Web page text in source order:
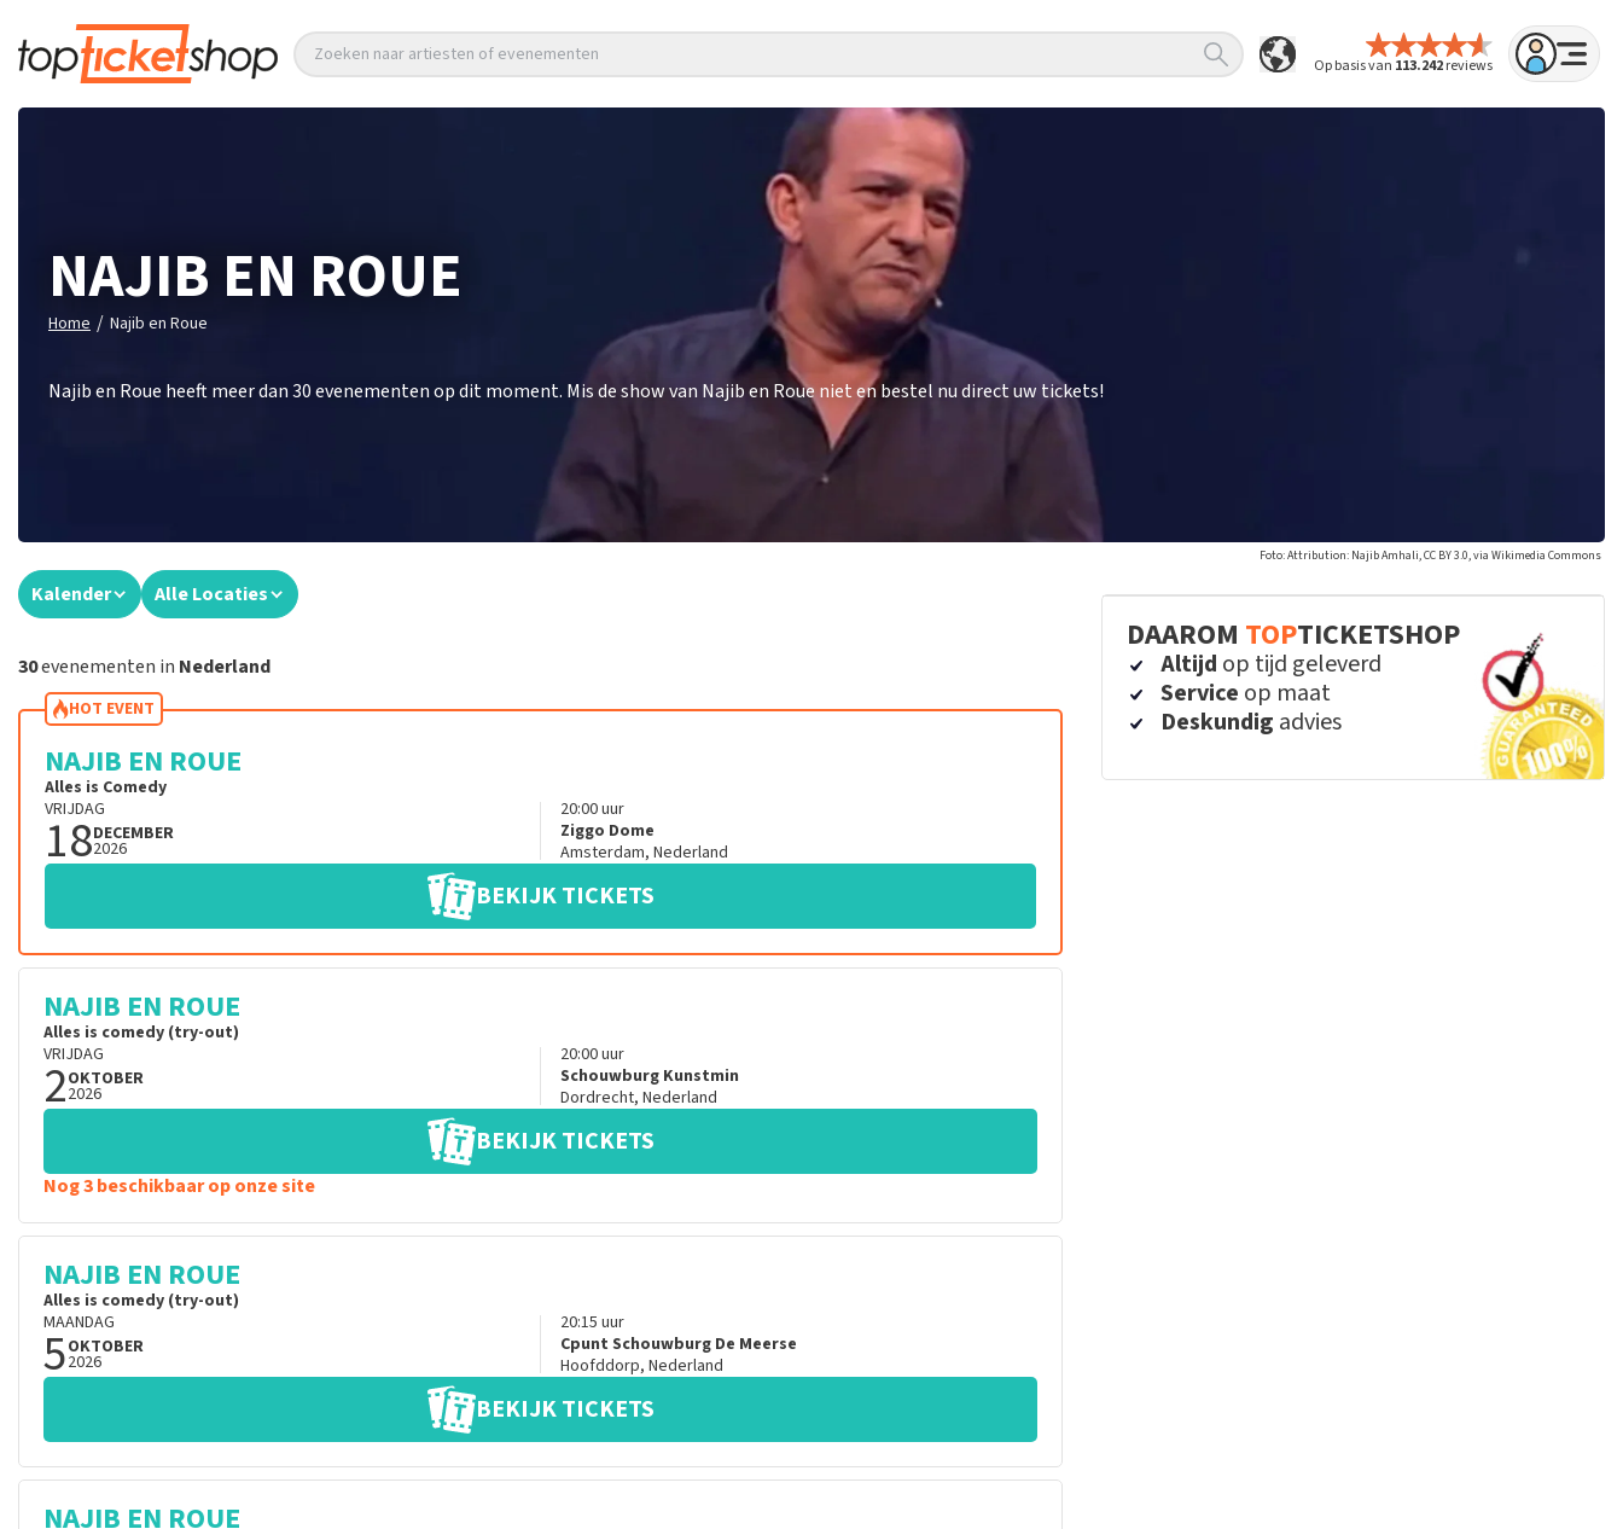
Op basis van 113.242reviews
Zoeken naar artiesten of evenementen
NAJIB EN ROUE
Home / Najib en Roue
Najib en Roue heeft meer dan 30 evenementen op dit moment. Mis de show van Najib en Roue niet en bestel nu direct uw tickets!
Foto: Attribution: Najib Amhali, CC BY 3.0, via Wikimedia Commons
Kalender Alle Locaties
30evenementen in Nederland
HOT EVENT
NAJIB EN ROUE
Alles is Comedy
VRIJDAG
18DECEMBER
2026
20:00uur
Ziggo Dome
Amsterdam, Nederland
BEKIJK TICKETS
NAJIB EN ROUE
Alles is comedy (try-out)
VRIJDAG
2OKTOBER
2026
20:00uur
Schouwburg Kunstmin
Dordrecht, Nederland
BEKIJK TICKETS
Nog 3 beschikbaar op onze site
NAJIB EN ROUE
Alles is comedy (try-out)
MAANDAG
5OKTOBER
2026
20:15 uur
Cpunt Schouwburg De Meerse
Hoofddorp, Nederland
BEKIJK TICKETS
NAJIB EN ROUE
DAAROM TOPTICKETSHOP
Altijd op tijd geleverd
Service op maat
Deskundig advies